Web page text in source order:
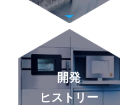
開発
ヒストリー